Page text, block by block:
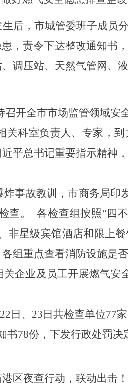
后， 市城管委班子成员
，责令下达整改通知书，
调压站、天然气管网、
召开全市市场监管领域
关科室负责人、专家，
平总书记重要指示精神
炸事故教训，市商务局
查。 各检查组按照“四
非星级宾馆酒店和限上
组重点查看消防设施是
企业及员工开展燃气
日、23日共检查单位77
78份，下发行政处罚决
区夜查行动，联动出击！